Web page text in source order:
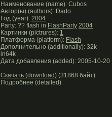
Наименование (name): Cubos
Автор(ы) (authors): Dado
Год (year): 2004
Party: ?? flash in FlashParty 2004
Картинки (pictrures): 1
Платформа (platform): Flash
Дополнительно (additionally): 32k
in64k
Дата добавления (added): 2005-10-20
Скачать (download) (31868 байт)
Подробнее (detailed)